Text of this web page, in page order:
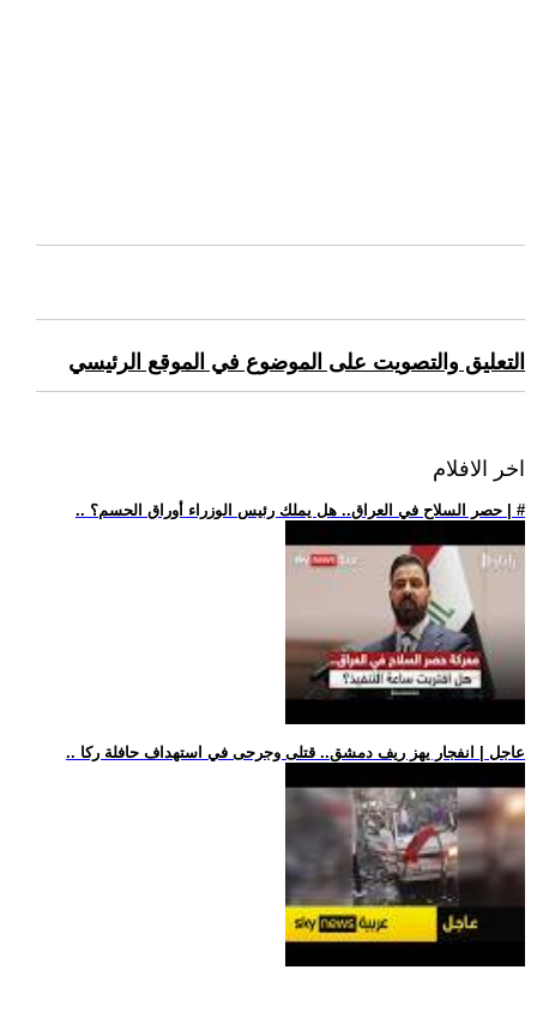
التعليق والتصويت على الموضوع في الموقع الرئيسي
اخر الافلام
.. حصر السلاح في العراق.. هل يملك رئيس الوزراء أوراق الحسم؟ | #
.. عاجل | انفجار يهز ريف دمشق.. قتلى وجرحى في استهداف حافلة ركا